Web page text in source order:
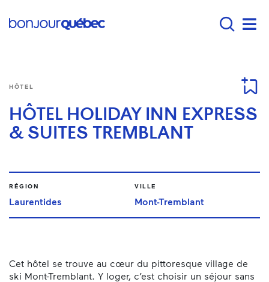
Main navigation -
HÔTEL
HÔTEL HOLIDAY INN EXPRESS
& SUITES TREMBLANT
RÉGION
Laurentides
VILLE
Mont-Tremblant
Cet hôtel se trouve au cœur du pittoresque village de
ski Mont-Tremblant. Y loger, c’est choisir un séjour sans